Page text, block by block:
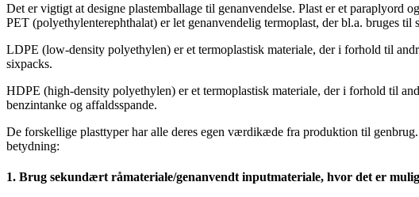
Det er vigtigt at designe plastemballage til genanvendelse. Plast er et paraplyord
PET (polyethylenterephthalat) er let genanvendelig termoplast, der bl.a. bruges til
LDPE (low-density polyethylen) er et termoplastisk materiale, der i forhold til
sixpacks.
HDPE (high-density polyethylen) er et termoplastisk materiale, der i forhold til
benzintanke og affaldsspande.
De forskellige plasttyper har alle deres egen værdikæde fra produktion til
betydning:
1. Brug sekundært råmateriale/genanvendt inputmateriale, hvor det er